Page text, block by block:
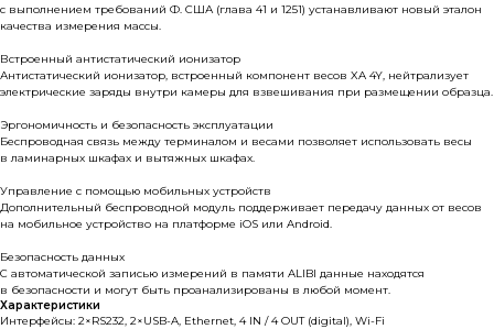
с выполнением требований Ф. США (глава 41 и 1251) устанавливают новый эталон
качества измерения массы.
Встроенный антистатический ионизатор
Антистатический ионизатор, встроенный компонент весов XA 4Y, нейтрализует
электрические заряды внутри камеры для взвешивания при размещении образца.
Эргономичность и безопасность эксплуатации
Беспроводная связь между терминалом и весами позволяет использовать весы
в ламинарных шкафах и вытяжных шкафах.
Управление с помощью мобильных устройств
Дополнительный беспроводной модуль поддерживает передачу данных от весов
на мобильное устройство на платформе iOS или Android.
Безопасность данных
С автоматической записью измерений в памяти ALIBI данные находятся
в безопасности и могут быть проанализированы в любой момент.
Характеристики
Интерфейсы: 2×RS232, 2×USB-A, Ethernet, 4 IN / 4 OUT (digital), Wi-Fi